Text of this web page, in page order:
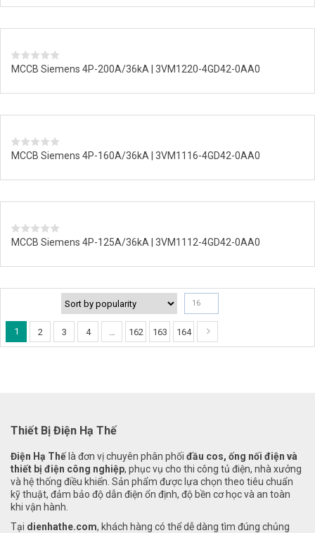
MCCB Siemens 4P-200A/36kA | 3VM1220-4GD42-0AA0
MCCB Siemens 4P-160A/36kA | 3VM1116-4GD42-0AA0
MCCB Siemens 4P-125A/36kA | 3VM1112-4GD42-0AA0
16
1 2 3 4 … 162 163 164
Thiết Bị Điện Hạ Thế
Điện Hạ Thế là đơn vị chuyên phân phối đầu cos, ống nối điện và
thiết bị điện công nghiệp, phục vụ cho thi công tủ điện, nhà xưởng
và hệ thống điều khiển. Sản phẩm được lựa chọn theo tiêu chuẩn
kỹ thuật, đảm bảo độ dẫn điện ổn định, độ bền cơ học và an toàn
khi vận hành.
Tại dienhathe.com, khách hàng có thể dễ dàng tìm đúng chủng